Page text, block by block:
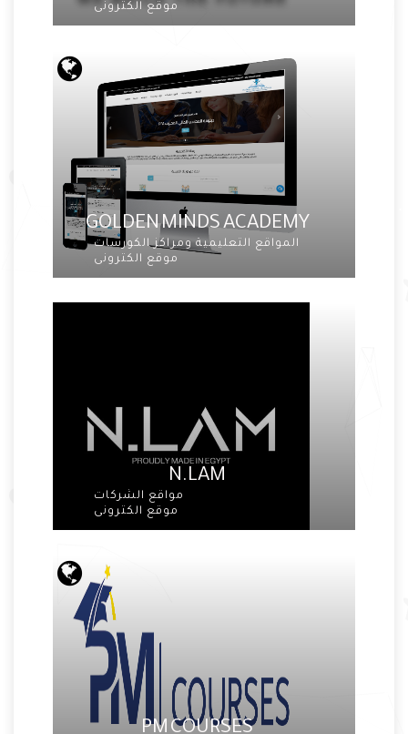
موقع الكترونى
GOLDEN MINDS ACADEMY
المواقع التعليمية ومراكز الكورسات
موقع الكترونى
N.LAM
مواقع الشركات
موقع الكترونى